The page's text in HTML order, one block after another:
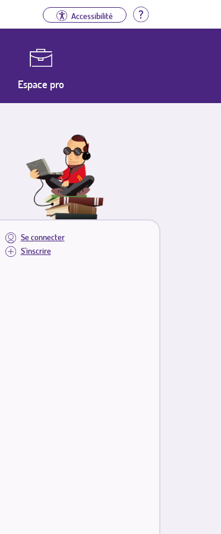
Accessibilité Aide
Espace pro
Se connecter
S'inscrire